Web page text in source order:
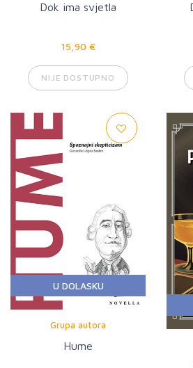
Dok ima svjetla
15,90 €
NIJE DOSTUPNO
U DOLASKU
Grupa autora
Hume